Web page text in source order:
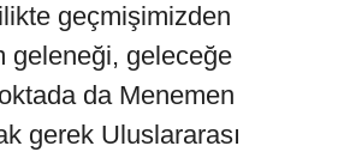
geçmişimizden
geleneği, geleceğe
da Menemen
gerek Uluslararası